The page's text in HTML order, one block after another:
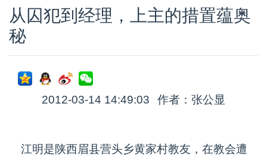
从囚犯到经理，上主的措置蕴奥
秘
2012-03-14 14:49:03 作者：张公显
江明是陕西眉县营头乡黄家村教友，在教会遭